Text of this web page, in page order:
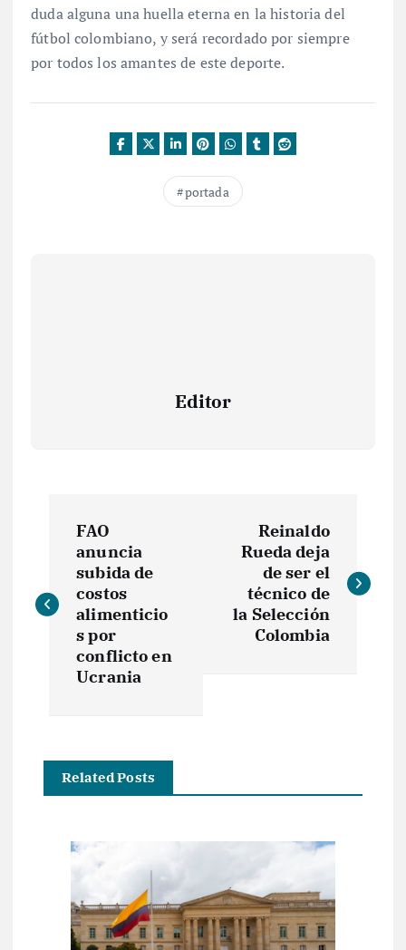
duda alguna una huella eterna en la historia del
fútbol colombiano, y será recordado por siempre
por todos los amantes de este deporte.
portada
Editor
v
FAO
anuncia
subida de
costos
alimenticio
s por
conflicto en
Ucrania
Reinaldo
Rueda deja
de ser el
técnico de
la Selección
Colombia
Related Posts